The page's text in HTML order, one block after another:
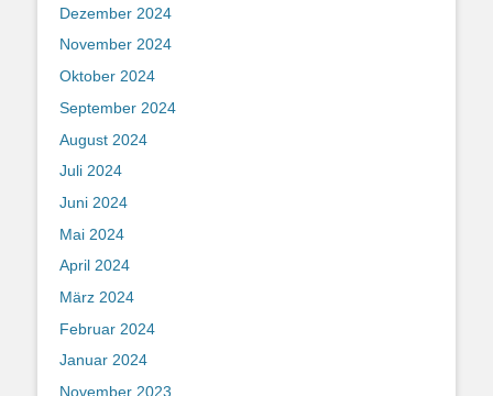
Dezember 2024
November 2024
Oktober 2024
September 2024
August 2024
Juli 2024
Juni 2024
Mai 2024
April 2024
März 2024
Februar 2024
Januar 2024
November 2023